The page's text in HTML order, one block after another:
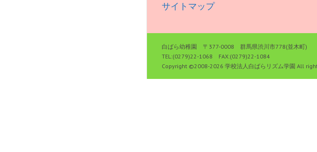
サイトマップ
白ばら幼稚園 〒377-0008 群馬県渋川市778(並木町)
TEL:(0279)22-1068 FAX:(0279)22-1084
Copyright ©2008-2026 学校法人白ばらリズム学園 All